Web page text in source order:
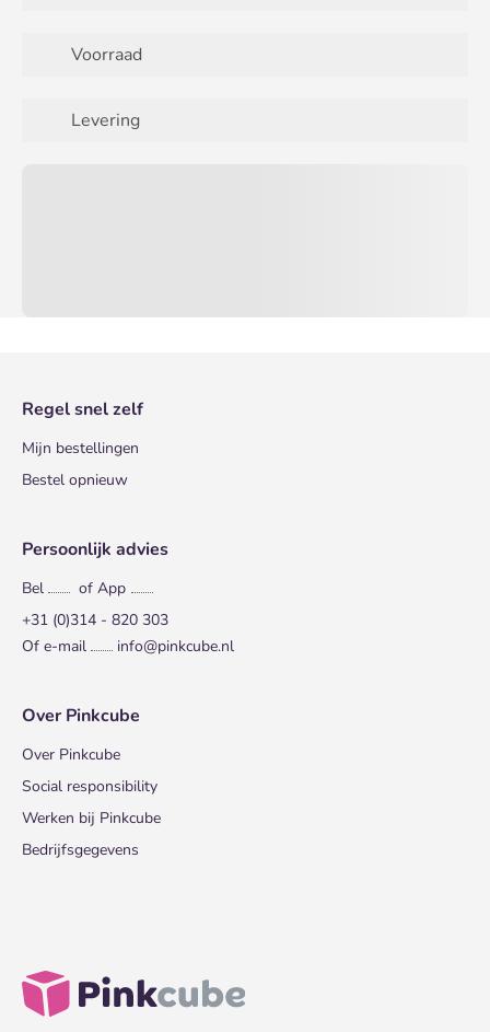
Voorraad
Levering
Regel snel zelf
Mijn bestellingen
Bestel opnieuw
Persoonlijk advies
Bel
of App
+31 (0)314 - 820 303
Of e-mail
info@pinkcube.nl
Over Pinkcube
Over Pinkcube
Social responsibility
Werken bij Pinkcube
Bedrijfsgegevens